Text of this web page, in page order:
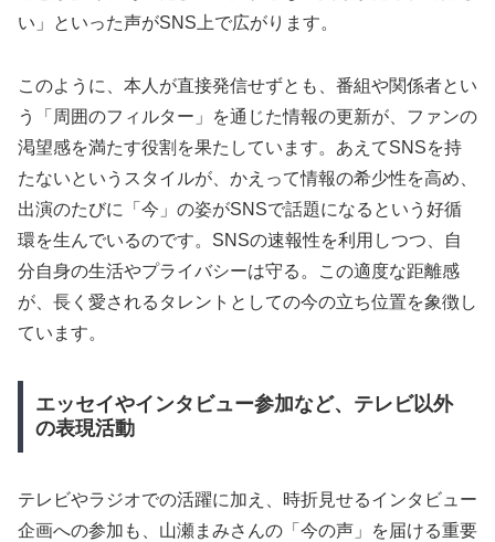
い」といった声がSNS上で広がります。
このように、本人が直接発信せずとも、番組や関係者とい
う「周囲のフィルター」を通じた情報の更新が、ファンの
渇望感を満たす役割を果たしています。あえてSNSを持
たないというスタイルが、かえって情報の希少性を高め、
出演のたびに「今」の姿がSNSで話題になるという好循
環を生んでいるのです。SNSの速報性を利用しつつ、自
分自身の生活やプライバシーは守る。この適度な距離感
が、長く愛されるタレントとしての今の立ち位置を象徴し
ています。
エッセイやインタビュー参加など、テレビ以外
の表現活動
テレビやラジオでの活躍に加え、時折見せるインタビュー
企画への参加も、山瀬まみさんの「今の声」を届ける重要